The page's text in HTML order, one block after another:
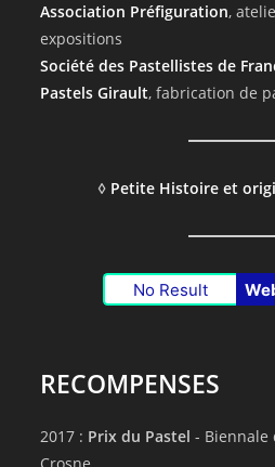
Association Préfiguration,
expositions
Société des Pastellistes de
Pastels Girault, fabrication de
◊ Petite Histoire et
No Result
RECOMPENSES
2017 : Prix du Pastel - Biennale